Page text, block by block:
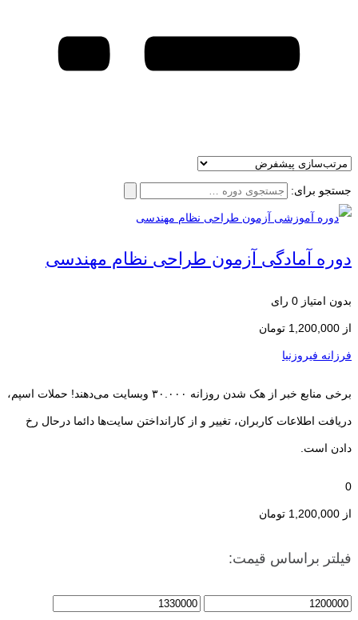
جستجو برای:
دوره آمادگی آزمون طراحی نظام مهندسی
بدون امتیاز 0 رای
از 1,200,000 تومان
فرزانه فیروزنیا
برخی منابع خبر از هک شدن روزانه ۳۰.۰۰۰ وبسایت می‌دهند! حملات اسپم،
دریافت اطلاعات کاربران، تغییر و از کارانداختن سایت‌ها دائما درحال رخ
دادن است.
0
از 1,200,000 تومان
فیلتر براساس قیمت: